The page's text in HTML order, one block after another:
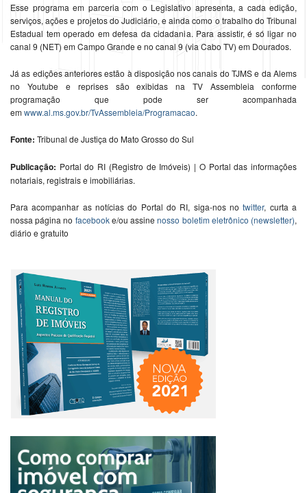
Esse programa em parceria com o Legislativo apresenta, a cada edição,
serviços, ações e projetos do Judiciário, e ainda como o trabalho do Tribunal
Estadual tem operado em defesa da cidadania. Para assistir, é só ligar no
canal 9 (NET) em Campo Grande e no canal 9 (via Cabo TV) em Dourados.
Já as edições anteriores estão à disposição nos canais do TJMS e da Alems
no Youtube e reprises são exibidas na TV Assembleia conforme
programação que pode ser acompanhada
emwww.al.ms.gov.br/TvAssembleia/Programacao.
Fonte: Tribunal de Justiça do Mato Grosso do Sul
Publicação: Portal do RI (Registro de Imóveis) | O Portal das informações
notariais, registrais e imobiliárias.
Para acompanhar as notícias do Portal do RI, siga-nos notwitter, curta a
nossa página no facebooke/ou assinenosso boletim eletrônico (newsletter),
diário e gratuito